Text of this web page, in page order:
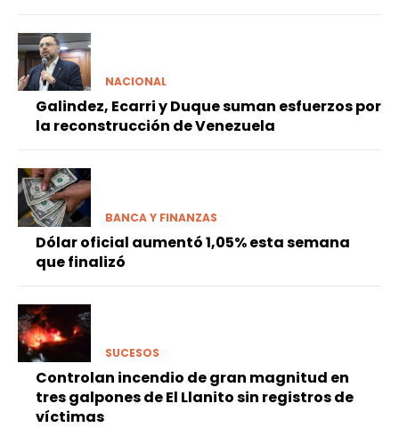
NACIONAL
Galindez, Ecarri y Duque suman esfuerzos por
la reconstrucción de Venezuela
BANCA Y FINANZAS
Dólar oficial aumentó 1,05% esta semana
que finalizó
SUCESOS
Controlan incendio de gran magnitud en
tres galpones de El Llanito sin registros de
víctimas